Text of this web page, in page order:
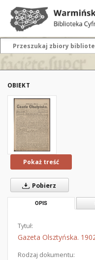
OBIEKT
Pokaż treść
Pobierz
OPIS
Tytuł:
Gazeta Olsztyńska.
Rodzaj dokumentu: